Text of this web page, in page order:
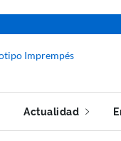
Actualidad